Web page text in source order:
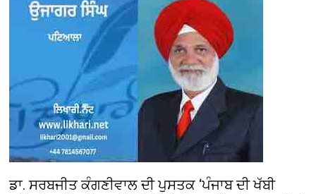
ਡਾ. ਸਰਬਜੀਤ ਕੰਗਣੀਵਾਲ ਦੀ ਪੁਸਤਕ ‘ਪੰਜਾਬ ਦੀ ਖੱਬੀ